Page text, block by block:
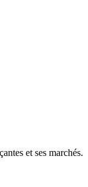
et ses marchés.